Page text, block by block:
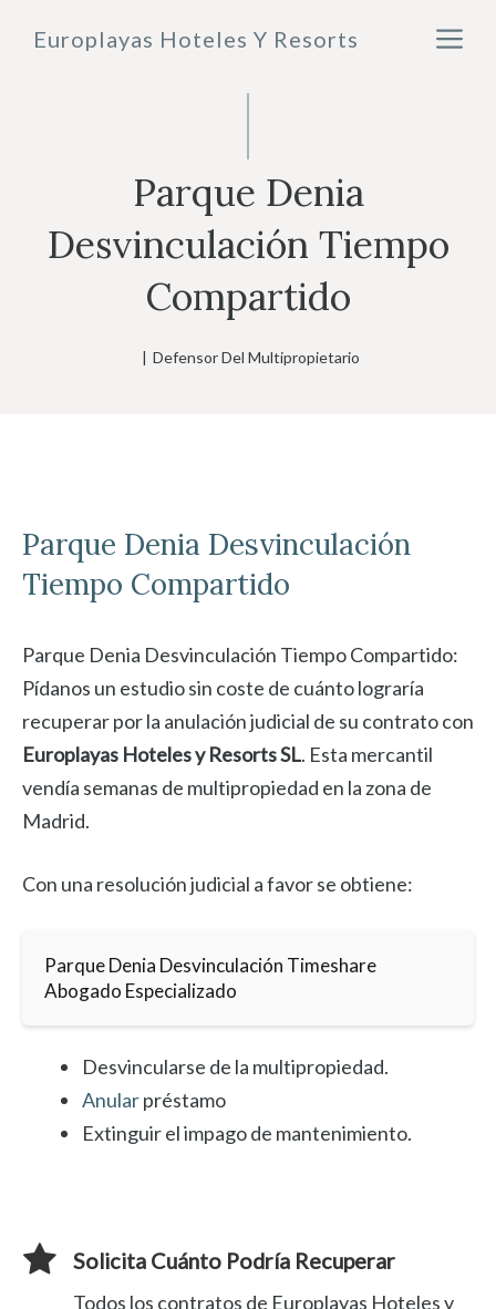
Europlayas Hoteles Y Resorts
Parque Denia
Desvinculación Tiempo
Compartido
| Defensor Del Multipropietario
Parque Denia Desvinculación
Tiempo Compartido
Parque Denia Desvinculación Tiempo Compartido:
Pídanos un estudio sin coste de cuánto lograría
recuperar por la anulación judicial de su contrato con
Europlayas Hoteles y Resorts SL. Esta mercantil
vendía semanas de multipropiedad en la zona de
Madrid.
Con una resolución judicial a favor se obtiene:
Parque Denia Desvinculación Timeshare
Abogado Especializado
Desvincularse de la multipropiedad.
Anularpréstamo
Extinguir el impago de mantenimiento.
Solicita Cuánto Podría Recuperar
Todos los contratos de Europlayas Hoteles y